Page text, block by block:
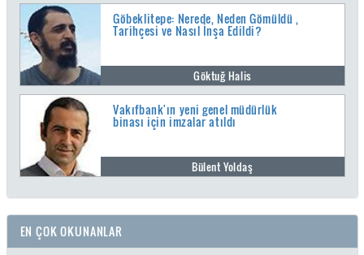
Göbeklitepe: Nerede, Neden Gömüldü ,
Tarihçesi ve Nasıl İnşa Edildi?
Göktuğ Halis
Vakıfbank'ın yeni genel müdürlük
binası için imzalar atıldı
Bülent Yoldaş
EN ÇOK OKUNANLAR